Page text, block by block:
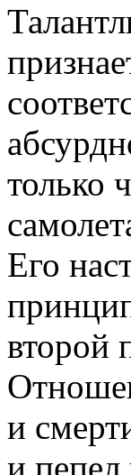
только
Его
второй
и
и пепел